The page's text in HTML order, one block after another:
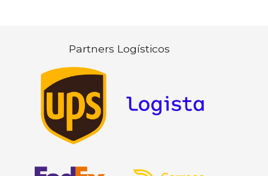
Partners Logísticos